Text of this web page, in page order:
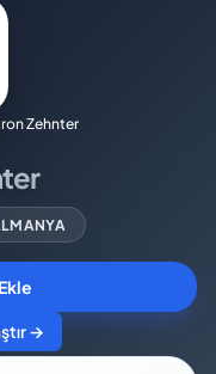
Zehnter
→